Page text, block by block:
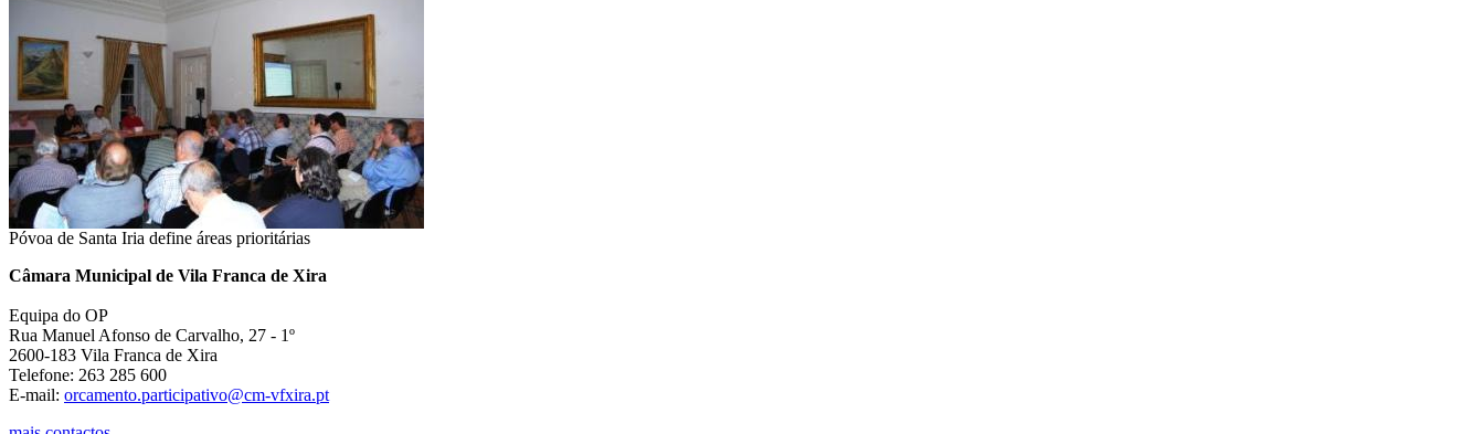
Póvoa de Santa Iria define áreas prioritárias
Câmara Municipal de Vila Franca de Xira
Equipa do OP
Rua Manuel Afonso de Carvalho, 27 - 1º
2600-183 Vila Franca de Xira
Telefone: 263 285 600
E-mail: orcamento.participativo@cm-vfxira.pt